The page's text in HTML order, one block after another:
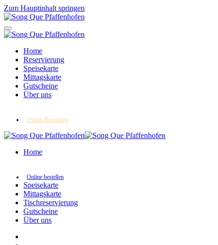
Zum Hauptinhalt springen
Home
Reservierung
Speisekarte
Mittagskarte
Gutscheine
Über uns
Online-Bestellung
Home
Online bestellen
Speisekarte
Mittagskarte
Tischreservierung
Gutscheine
Über uns